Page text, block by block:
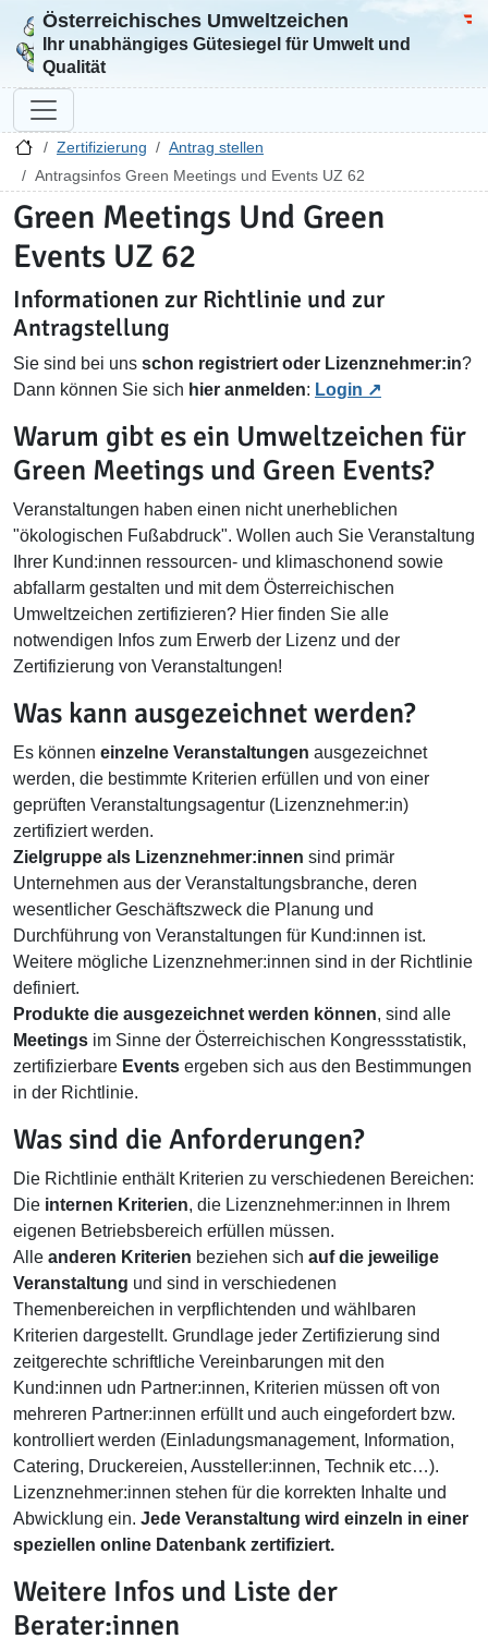
Zur Startseite
Österreichisches Umweltzeichen
Ihr unabhängiges Gütesiegel für Umwelt und
Qualität
Zertifizierung
Antrag stellen
Antragsinfos Green Meetings und Events UZ 62
Green Meetings Und Green
Events UZ 62
Informationen zur Richtlinie und zur
Antragstellung
Sie sind bei uns schon registriert oder Lizenznehmer:in?
Dann können Sie sich hier anmelden: Login
Warum gibt es ein Umweltzeichen für
Green Meetings und Green Events?
Veranstaltungen haben einen nicht unerheblichen
"ökologischen Fußabdruck". Wollen auch Sie Veranstaltung
Ihrer Kund:innen ressourcen- und klimaschonend sowie
abfallarm gestalten und mit dem Österreichischen
Umweltzeichen zertifizieren? Hier finden Sie alle
notwendigen Infos zum Erwerb der Lizenz und der
Zertifizierung von Veranstaltungen!
Was kann ausgezeichnet werden?
Es können einzelne Veranstaltungen ausgezeichnet
werden, die bestimmte Kriterien erfüllen und von einer
geprüften Veranstaltungsagentur (Lizenznehmer:in)
zertifiziert werden.
Zielgruppe als Lizenznehmer:innen sind primär
Unternehmen aus der Veranstaltungsbranche, deren
wesentlicher Geschäftszweck die Planung und
Durchführung von Veranstaltungen für Kund:innen ist.
Weitere mögliche Lizenznehmer:innen sind in der Richtlinie
definiert.
Produkte die ausgezeichnet werden können, sind alle
Meetings im Sinne der Österreichischen Kongressstatistik,
zertifizierbare Events ergeben sich aus den Bestimmungen
in der Richtlinie.
Was sind die Anforderungen?
Die Richtlinie enthält Kriterien zu verschiedenen Bereichen:
Die internen Kriterien, die Lizenznehmer:innen in Ihrem
eigenen Betriebsbereich erfüllen müssen.
Alle anderen Kriterien beziehen sich auf die jeweilige
Veranstaltung und sind in verschiedenen
Themenbereichen in verpflichtenden und wählbaren
Kriterien dargestellt. Grundlage jeder Zertifizierung sind
zeitgerechte schriftliche Vereinbarungen mit den
Kund:innen udn Partner:innen, Kriterien müssen oft von
mehreren Partner:innen erfüllt und auch eingefordert bzw.
kontrolliert werden (Einladungsmanagement, Information,
Catering, Druckereien, Aussteller:innen, Technik etc…).
Lizenznehmer:innen stehen für die korrekten Inhalte und
Abwicklung ein. Jede Veranstaltung wird einzeln in einer
speziellen online Datenbank zertifiziert.
Weitere Infos und Liste der
Berater:innen